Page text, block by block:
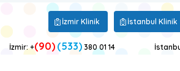
İzmir Klinik İstanbul Klinik
İzmir: +(90) (533) 380 01 14